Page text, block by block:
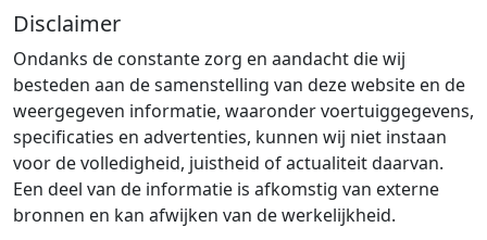
Disclaimer
Ondanks de constante zorg en aandacht die wij
besteden aan de samenstelling van deze website en de
weergegeven informatie, waaronder voertuiggegevens,
specificaties en advertenties, kunnen wij niet instaan
voor de volledigheid, juistheid of actualiteit daarvan.
Een deel van de informatie is afkomstig van externe
bronnen en kan afwijken van de werkelijkheid.